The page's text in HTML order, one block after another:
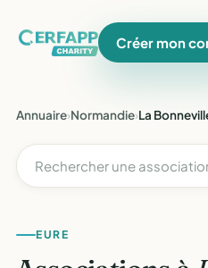
Créer mon
Annuaire›Normandie›La
EURE